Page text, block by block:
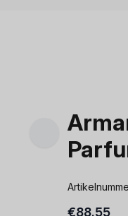
€88.55